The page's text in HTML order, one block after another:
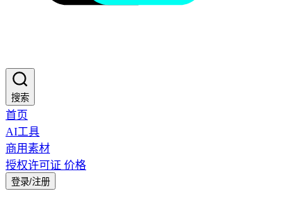
搜索
首页
AI工具
商用素材
授权许可证 价格
登录/注册